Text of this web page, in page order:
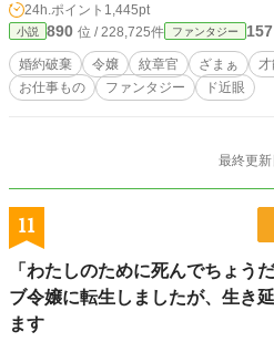
24h.ポイント 1,445pt
小説 890 位 / 228,725件 ファンタジー 157
婚約破棄 令嬢 紋章官 ざまぁ
お仕事もの
ファンタジー ド近眼
最終更
11
「わたしのために死んでちょう
ブ令嬢に転生しましたが、生き
ます